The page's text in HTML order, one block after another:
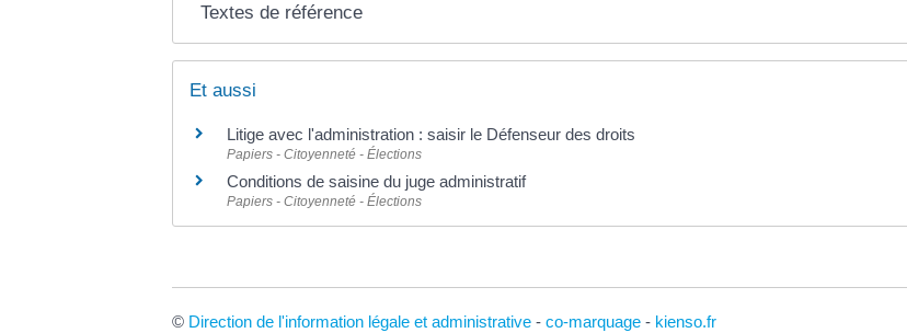
Textes de référence
Et aussi
Litige avec l'administration : saisir le Défenseur des droits
Papiers - Citoyenneté - Élections
Conditions de saisine du juge administratif
Papiers - Citoyenneté - Élections
© Direction de l'information légale et administrative - co-marquage - kienso.fr